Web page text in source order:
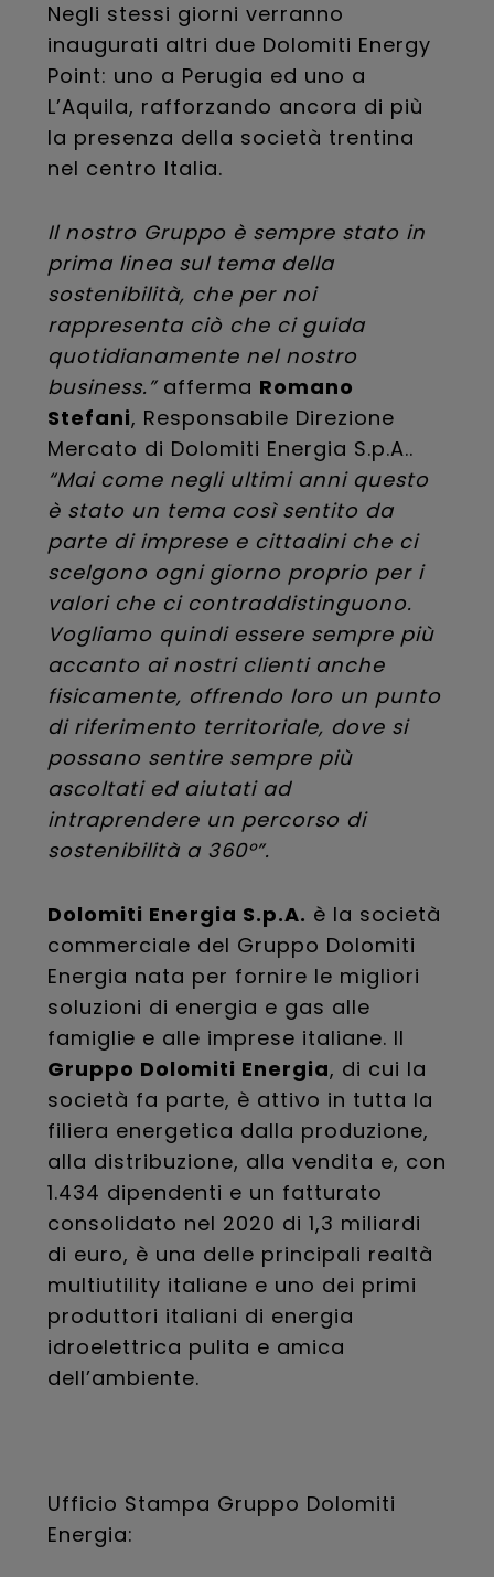
Negli stessi giorni verranno
inaugurati altri due Dolomiti Energy
Point: uno a Perugia ed uno a
L’Aquila, rafforzando ancora di più
la presenza della società trentina
nel centro Italia.
Il nostro Gruppo è sempre stato in
prima linea sul tema della
sostenibilità, che per noi
rappresenta ciò che ci guida
quotidianamente nel nostro
business.”afferma Romano
Stefani, Responsabile Direzione
Mercato di Dolomiti Energia S.p.A..
“Mai come negli ultimi anni questo
è stato un tema così sentito da
parte di imprese e cittadini che ci
scelgono ogni giorno proprio per i
valori che ci contraddistinguono.
Vogliamo quindi essere sempre più
accanto ai nostri clienti anche
fisicamente, offrendo loro un punto
di riferimento territoriale, dove si
possano sentire sempre più
ascoltati ed aiutati ad
intraprendere un percorso di
sostenibilità a 360°”.
Dolomiti Energia S.p.A. è la società
commerciale del Gruppo Dolomiti
Energia nata per fornire le migliori
soluzioni di energia e gas alle
famiglie e alle imprese italiane. Il
Gruppo Dolomiti Energia, di cui la
società fa parte, è attivo in tutta la
filiera energetica dalla produzione,
alla distribuzione, alla vendita e, con
1.434 dipendenti e un fatturato
consolidato nel 2020 di 1,3 miliardi
di euro, è una delle principali realtà
multiutility italiane e uno dei primi
produttori italiani di energia
idroelettrica pulita e amica
dell’ambiente.
Ufficio Stampa Gruppo Dolomiti
Energia: